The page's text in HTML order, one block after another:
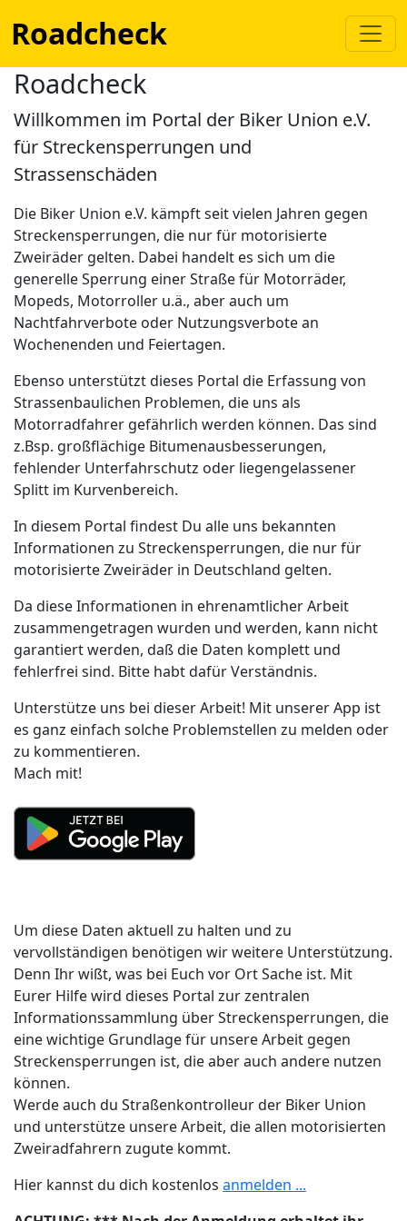
Roadcheck
Roadcheck
Willkommen im Portal der Biker Union e.V.
für Streckensperrungen und
Strassenschäden
Die Biker Union e.V. kämpft seit vielen Jahren gegen
Streckensperrungen, die nur für motorisierte
Zweiräder gelten. Dabei handelt es sich um die
generelle Sperrung einer Straße für Motorräder,
Mopeds, Motorroller u.ä., aber auch um
Nachtfahrverbote oder Nutzungsverbote an
Wochenenden und Feiertagen.
Ebenso unterstützt dieses Portal die Erfassung von
Strassenbaulichen Problemen, die uns als
Motorradfahrer gefährlich werden können. Das sind
z.Bsp. großflächige Bitumenausbesserungen,
fehlender Unterfahrschutz oder liegengelassener
Splitt im Kurvenbereich.
In diesem Portal findest Du alle uns bekannten
Informationen zu Streckensperrungen, die nur für
motorisierte Zweiräder in Deutschland gelten.
Da diese Informationen in ehrenamtlicher Arbeit
zusammengetragen wurden und werden, kann nicht
garantiert werden, daß die Daten komplett und
fehlerfrei sind. Bitte habt dafür Verständnis.
Unterstütze uns bei dieser Arbeit! Mit unserer App ist
es ganz einfach solche Problemstellen zu melden oder
zu kommentieren.
Mach mit!
Um diese Daten aktuell zu halten und zu
vervollständigen benötigen wir weitere Unterstützung.
Denn Ihr wißt, was bei Euch vor Ort Sache ist. Mit
Eurer Hilfe wird dieses Portal zur zentralen
Informationssammlung über Streckensperrungen, die
eine wichtige Grundlage für unsere Arbeit gegen
Streckensperrungen ist, die aber auch andere nutzen
können.
Werde auch du Straßenkontrolleur der Biker Union
und unterstütze unsere Arbeit, die allen motorisierten
Zweiradfahrern zugute kommt.
Hier kannst du dich kostenlos anmelden ...